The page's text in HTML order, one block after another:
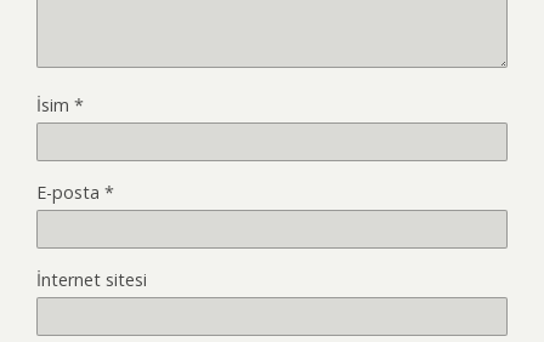
İsim *
E-posta *
İnternet sitesi